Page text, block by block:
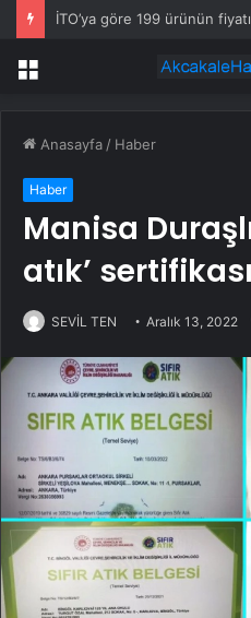
İTO’ya göre 199 ürünün
Menü
Anasayfa / Haber
Haber
Manisa Duraşlı
atık’ sertifikası
SEVİL TEN Aralık 13, 2022